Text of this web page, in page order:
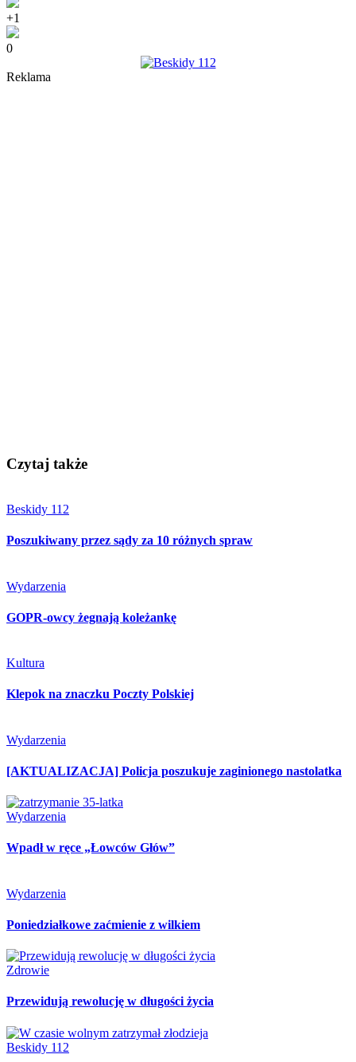
+1
0
Reklama
Czytaj także
Beskidy 112
Poszukiwany przez sądy za 10 różnych spraw
Wydarzenia
GOPR-owcy żegnają koleżankę
Kultura
Klepok na znaczku Poczty Polskiej
Wydarzenia
[AKTUALIZACJA] Policja poszukuje zaginionego nastolatka
Wydarzenia
Wpadł w ręce „Łowców Głów”
Wydarzenia
Poniedziałkowe zaćmienie z wilkiem
Zdrowie
Przewidują rewolucję w długości życia
Beskidy 112